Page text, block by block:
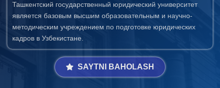
Ташкентский государственный юридический университет
является базовым высшим образовательным и научно-
методическим учреждением по подготовке юридических
кадров в Узбекистане.
SAYTNI BAHOLASH